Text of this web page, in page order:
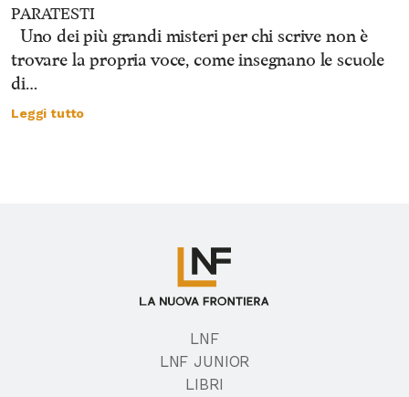
PARATESTI
Uno dei più grandi misteri per chi scrive non è
trovare la propria voce, come insegnano le scuole
di…
Leggi tutto
LNF
LNF JUNIOR
LIBRI